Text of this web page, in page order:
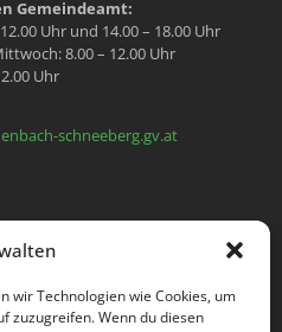
wir Technologien wie Cookies, um
zuzugreifen. Wenn du diesen
Gemeindeamt:
Uhr und 14.00 – 18.00 Uhr
8.00 – 12.00 Uhr
Uhr
schneeberg.gv.at